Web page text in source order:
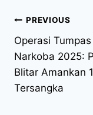
PREVIOUS
Operasi Tumpas
Narkoba 2025:
Blitar Amankan
Tersangka